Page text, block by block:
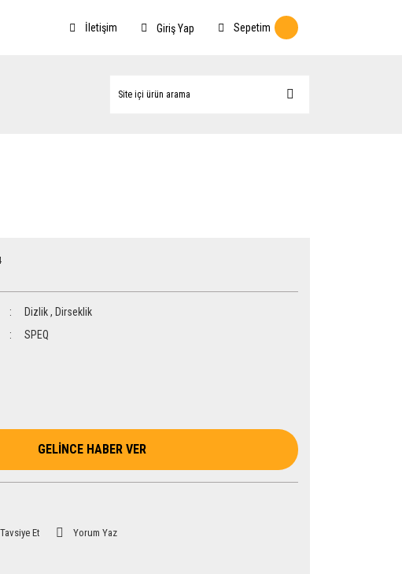
İletişim Giriş Yap Sepetim
Dizlik , Dirseklik
SPEQ
GELİNCE HABER VER
Tavsiye Et Yorum Yaz